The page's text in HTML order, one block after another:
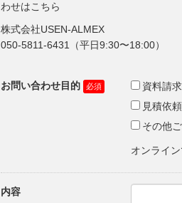
わせはこちら
株式会社USEN-ALMEX
050-5811-6431（平日9:30〜18:00）
お問い合わせ目的
資料請求
見積依頼
その他
オンライ
内容